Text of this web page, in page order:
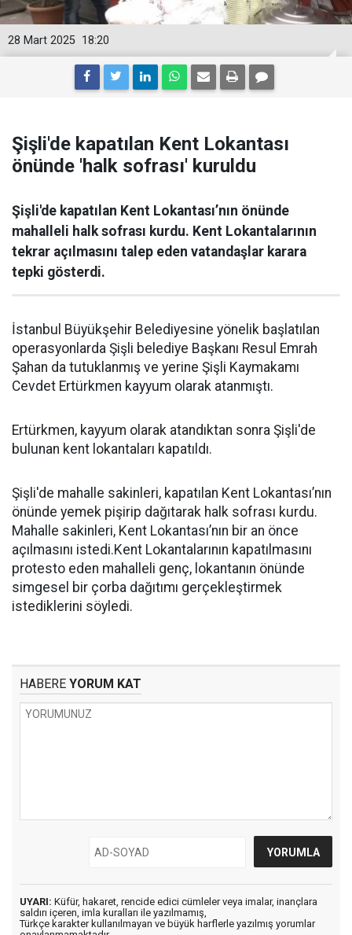
18:20
28 Mart 2025
Şişli'de kapatılan Kent Lokantası
önünde 'halk sofrası' kuruldu
Şişli'de kapatılan Kent Lokantası’nın önünde
mahalleli halk sofrası kurdu. Kent Lokantalarının
tekrar açılmasını talep eden vatandaşlar karara
tepki gösterdi.
İstanbul Büyükşehir Belediyesine yönelik başlatılan
operasyonlarda Şişli belediye Başkanı Resul Emrah
Şahan da tutuklanmış ve yerine Şişli Kaymakamı
Cevdet Ertürkmen kayyum olarak atanmıştı.
Ertürkmen, kayyum olarak atandıktan sonra Şişli'de
bulunan kent lokantaları kapatıldı.
Şişli'de mahalle sakinleri, kapatılan Kent Lokantası’nın
önünde yemek pişirip dağıtarak halk sofrası kurdu.
Mahalle sakinleri, Kent Lokantası’nın bir an önce
açılmasını istedi.Kent Lokantalarının kapatılmasını
protesto eden mahalleli genç, lokantanın önünde
simgesel bir çorba dağıtımı gerçekleştirmek
istediklerini söyledi.
HABERE YORUM KAT
UYARI: Küfür, hakaret, rencide edici cümleler veya imalar, inançlara
saldırı içeren, imla kuralları ile yazılmamış,
Türkçe karakter kullanılmayan ve büyük harflerle yazılmış yorumlar